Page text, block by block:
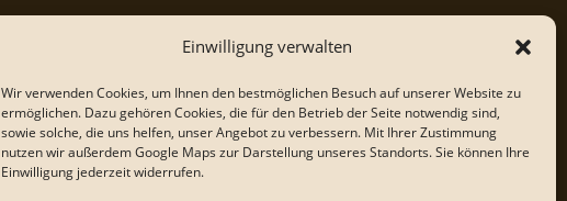
Einwilligung verwalten
Wir verwenden Cookies, um Ihnen den bestmöglichen Besuch auf unserer Website zu
ermöglichen. Dazu gehören Cookies, die für den Betrieb der Seite notwendig sind,
sowie solche, die uns helfen, unser Angebot zu verbessern. Mit Ihrer Zustimmung
nutzen wir außerdem Google Maps zur Darstellung unseres Standorts. Sie können Ihre
Einwilligung jederzeit widerrufen.